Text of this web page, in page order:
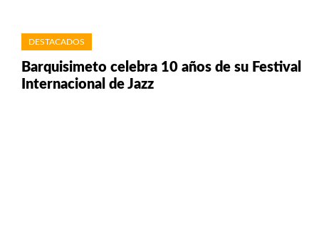
DESTACADOS
Barquisimeto celebra 10 años de su Festival
Internacional de Jazz